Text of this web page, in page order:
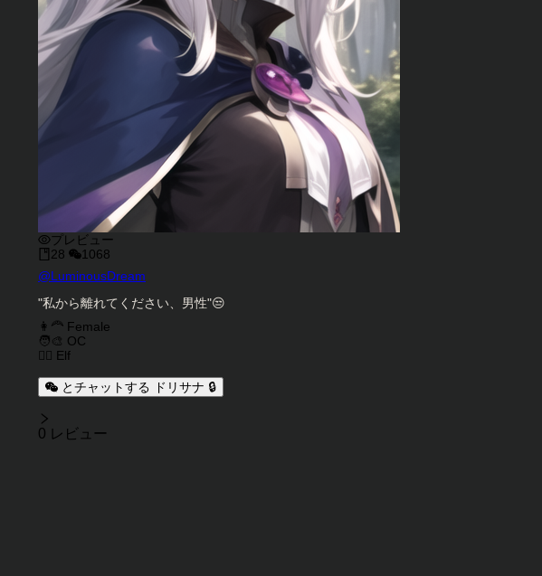
プレビュー
28
1068
キャラクタークリエイター
@LuminousDream
キャラクター説明
"私から離れてください、男性"😒
キャラクタータグ
👩‍🦰 Female
🧑‍🎨 OC
🧝‍♀️ Elf
とチャットする ドリサナ 🔒
レビュー
0 レビュー